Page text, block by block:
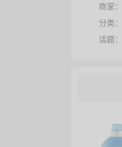
商家：
分类：
话题：